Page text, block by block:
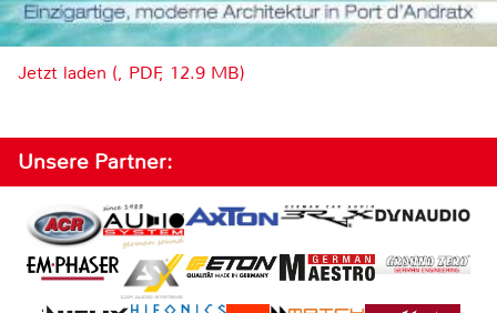
Jetzt laden (, PDF, 12.9 MB)
Unsere Partner: